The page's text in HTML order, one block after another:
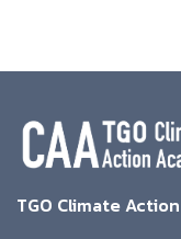
TGO Climate